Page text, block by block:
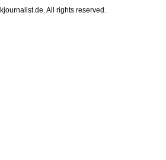
All rights reserved.